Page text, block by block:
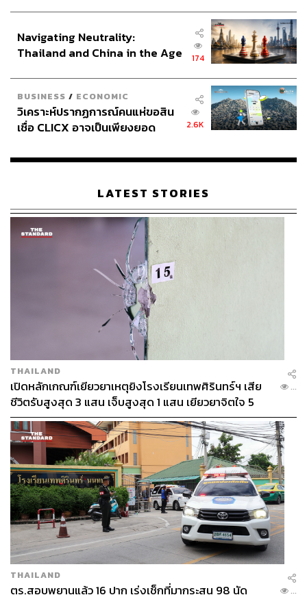
ของกินน่าอร่อยเต็มไปหมด
ซุ้มเกาลัดจากเยาวราชก็มา
Navigating Neutrality:
Thailand and China in the Age
174
BUSINESS / ECONOMIC
วิเคราะห์ปรากฏการณ์คนแห่ขอสิน
เชื่อ CLICX อาจเป็นเพียงยอด
เรือนไทยที่ถูกซุกไว้
2.6K
LATEST STORIES
THAILAND
เปิดหลักเกณฑ์เยียวยาเหตุยิงโรงเรียนเทพศิรินทร์ฯ เสีย
ชีวิตรับสูงสุด 3 แสน เจ็บสูงสุด 1 แสน เยียวยาจิตใจ 5
ระดับ
...
THAILAND
ตร.สอบพยานแล้ว 16 ปาก เร่งเช็กที่มากระสุน 98 นัด ...